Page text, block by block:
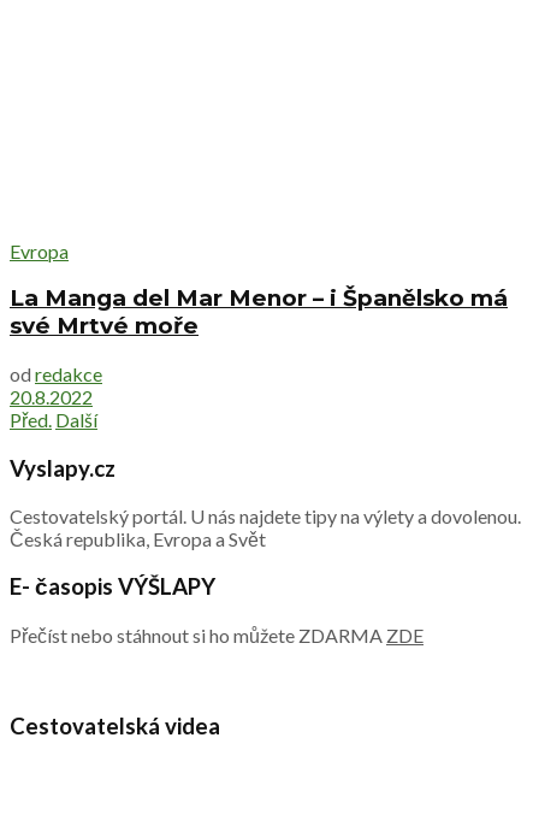
Evropa
La Manga del Mar Menor – i Španělsko má
své Mrtvé moře
od redakce
20.8.2022
Před. Další
Vyslapy.cz
Cestovatelský portál. U nás najdete tipy na výlety a dovolenou.
Česká republika, Evropa a Svět
E- časopis VÝŠLAPY
Přečíst nebo stáhnout si ho můžete ZDARMA ZDE
Cestovatelská videa